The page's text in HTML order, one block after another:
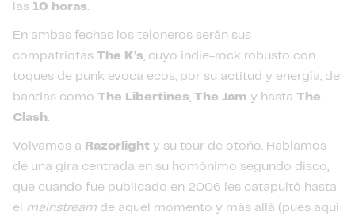
las 10 horas.
En ambas fechas los teloneros serán sus
compatriotas The K’s, cuyo indie-rock robusto con
toques de punk evoca ecos, por su actitud y energía, de
bandas como The Libertines, The Jam y hasta The
Clash.
Volvamos a Razorlight y su tour de otoño. Hablamos
de una gira centrada en su homónimo segundo disco,
que cuando fue publicado en 2006 les catapultó hasta
el mainstream de aquel momento y más allá (pues aquí